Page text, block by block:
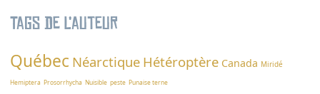
Tags de l’auteur
Québec Néarctique Hétéroptère Canada Miridé
Hemiptera Prosorrhycha Nuisible peste Punaise terne